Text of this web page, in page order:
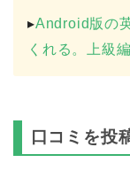
▸Android版の
くれる。上級
口コミを投